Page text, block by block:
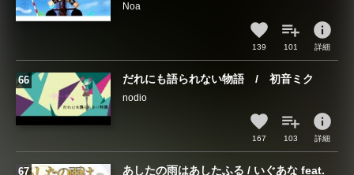
Noa
139 101
info
詳細
だれにも語られない物語 / 初音ミク
nodio
167 103
info
詳細
あしたの雨はあしたふる / いぐあな feat.